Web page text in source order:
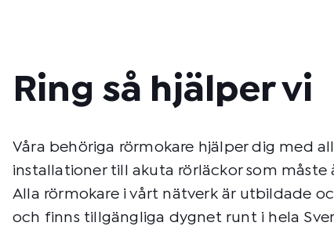
Ring så hjälper vi
Våra behöriga rörmokare hjälper dig med
installationer till akuta rörläckor som måste
Alla rörmokare i vårt nätverk är utbildade
och finns tillgängliga dygnet runt i hela